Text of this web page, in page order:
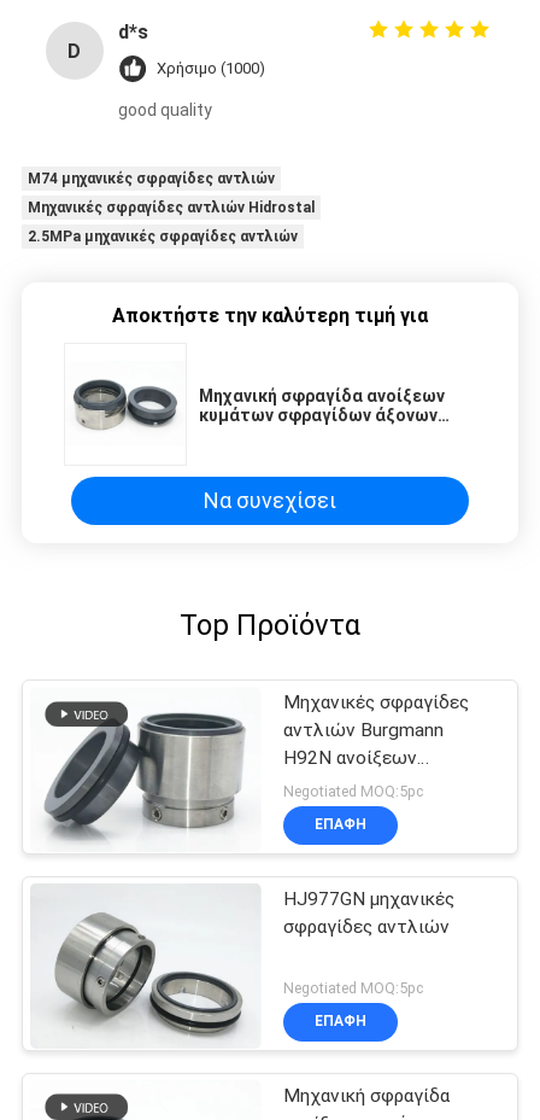
D
d*s
Χρήσιμο (1000)
good quality
M74 μηχανικές σφραγίδες αντλιών
Μηχανικές σφραγίδες αντλιών Hidrostal
2.5MPa μηχανικές σφραγίδες αντλιών
Αποκτήστε την καλύτερη τιμή για
Μηχανική σφραγίδα ανοίξεων
κυμάτων σφραγίδων άξονων
Να συνεχίσει
Top Προϊόντα
Μηχανικές σφραγίδες
αντλιών Burgmann
H92N ανοίξεων
κυμάτων
Negotiated MOQ:5pc
ΕΠΑΦΉ
HJ977GN μηχανικές
σφραγίδες αντλιών
Negotiated MOQ:5pc
ΕΠΑΦΉ
Μηχανική σφραγίδα